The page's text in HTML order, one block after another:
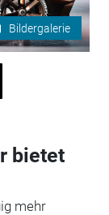
Bildergalerie
bietet
mehr